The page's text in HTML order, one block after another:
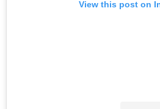
View this post